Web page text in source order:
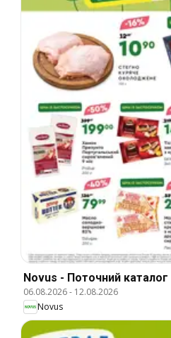
Novus - Поточний каталог
06.08.2026- 12.08.2026
Novus